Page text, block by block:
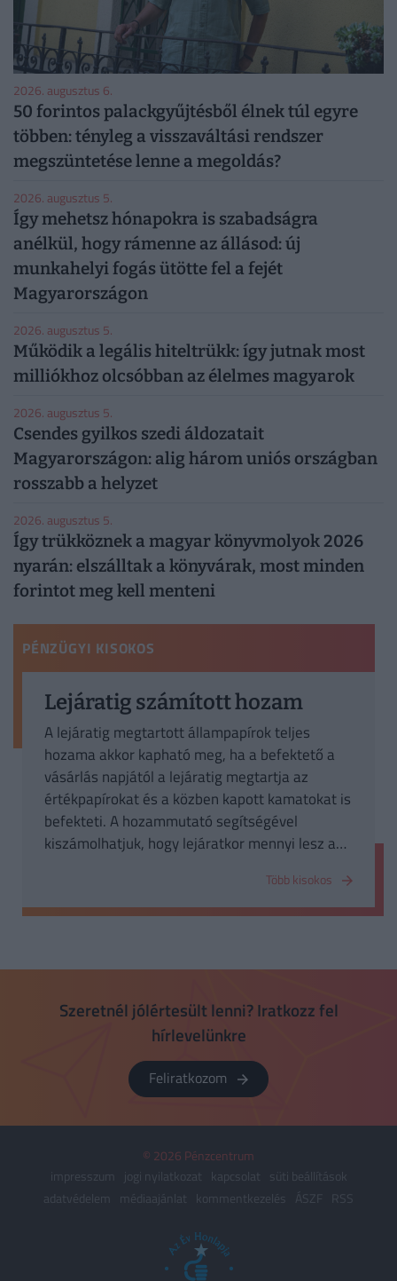
2026. augusztus 6.
50 forintos palackgyűjtésből élnek túl egyre
többen: tényleg a visszaváltási rendszer
megszüntetése lenne a megoldás?
2026. augusztus 5.
Így mehetsz hónapokra is szabadságra
anélkül, hogy rámenne az állásod: új
munkahelyi fogás ütötte fel a fejét
Magyarországon
2026. augusztus 5.
Működik a legális hiteltrükk: így jutnak most
milliókhoz olcsóbban az élelmes magyarok
2026. augusztus 5.
Csendes gyilkos szedi áldozatait
Magyarországon: alig három uniós országban
rosszabb a helyzet
2026. augusztus 5.
Így trükköznek a magyar könyvmolyok 2026
nyarán: elszálltak a könyvárak, most minden
forintot meg kell menteni
PÉNZÜGYI KISOKOS
Lejáratig számított hozam
A lejáratig megtartott állampapírok teljes
hozama akkor kapható meg, ha a befektető a
vásárlás napjától a lejáratig megtartja az
értékpapírokat és a közben kapott kamatokat is
befekteti. A hozammutató segítségével
kiszámolhatjuk, hogy lejáratkor mennyi lesz a
Több kisokos
Szeretnél jólértesült lenni? Iratkozz fel
hírlevelünkre
Feliratkozom
© 2026 Pénzcentrum
impresszum
jogi nyilatkozat kapcsolat
süti beállítások
adatvédelem
médiaajánlat kommentkezelés ÁSZF RSS